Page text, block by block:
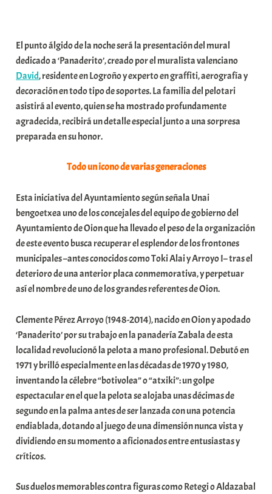
t
El punto álgido de la noche será la presentación del mural
dedicado a ‘Panaderito’, creado por el muralista valenciano
David, residente en Logroño y experto en graffiti, aerografía y
decoración en todo tipo de soportes. La familia del pelotari
asistirá al evento, quien se ha mostrado profundamente
agradecida, recibirá un detalle especial junto a una sorpresa
preparada en su honor.
Todo un icono de varias generaciones
Esta iniciativa del Ayuntamiento según señala Unai
bengoetxea uno de los concejales del equipo de gobierno del
Ayuntamiento de Oion que ha llevado el peso de la organización
de este evento busca recuperar el esplendor de los frontones
municipales –antes conocidos como Toki Alai y Arroyo I– tras el
deterioro de una anterior placa conmemorativa, y perpetuar
así el nombre de uno de los grandes referentes de Oion.
Clemente Pérez Arroyo (1948-2014), nacido en Oion y apodado
‘Panaderito’ por su trabajo en la panadería Zabala de esta
localidad revolucionó la pelota a mano profesional. Debutó en
1971 y brilló especialmente en las décadas de 1970 y 1980,
inventando la célebre “botivolea” o “atxiki”: un golpe
espectacular en el que la pelota se alojaba unas décimas de
segundo en la palma antes de ser lanzada con una potencia
endiablada, dotando al juego de una dimensión nunca vista y
dividiendo en su momento a aficionados entre entusiastas y
críticos.
Sus duelos memorables contra figuras como Retegi o Aldazabal